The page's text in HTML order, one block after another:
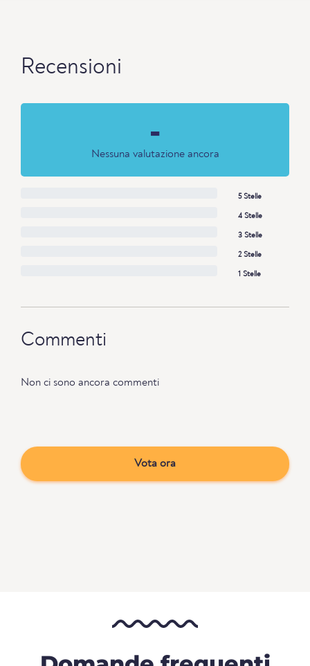
Recensioni
-
Nessuna valutazione ancora
5 Stelle
4 Stelle
3 Stelle
2 Stelle
1 Stelle
Commenti
Non ci sono ancora commenti
Vota ora